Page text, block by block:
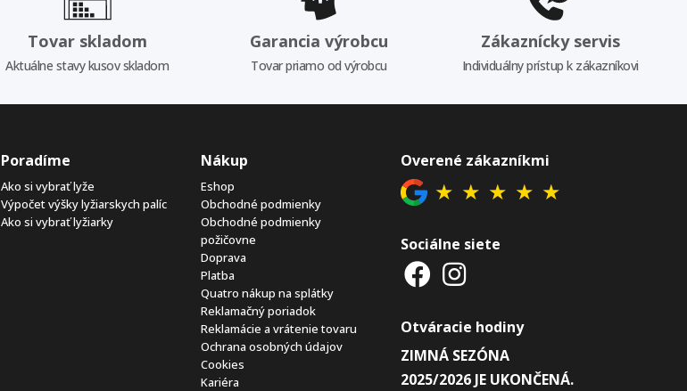
Tovar skladom
Aktuálne stavy kusov skladom
Garancia výrobcu
Tovar priamo od výrobcu
Zákaznícky servis
Individuálny prístup k zákazníkovi
Poradíme
Ako si vybrať lyže
Výpočet výšky lyžiarskych palíc
Ako si vybrať lyžiarky
Nákup
Eshop
Obchodné podmienky
Obchodné podmienky
požičovne
Doprava
Platba
Quatro nákup na splátky
Reklamačný poriadok
Reklamácie a vrátenie tovaru
Ochrana osobných údajov
Cookies
Kariéra
Overené zákazníkmi
★ ★ ★ ★ ★
Sociálne siete
Otváracie hodiny
ZIMNÁ SEZÓNA
2025/2026 JE UKONČENÁ.